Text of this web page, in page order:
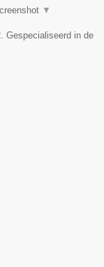
▼
Gespecialiseerd in de